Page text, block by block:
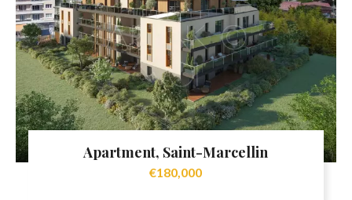
Apartment, Saint-Marcellin
€180,000